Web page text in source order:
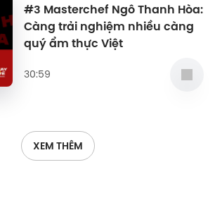
#3 Masterchef Ngô Thanh Hòa:
Càng trải nghiệm nhiều càng
quý ẩm thực Việt
30:59
XEM THÊM